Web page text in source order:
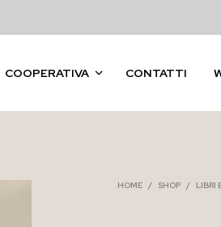
COOPERATIVA CONTATTI
HOME / SHOP / LIBRI